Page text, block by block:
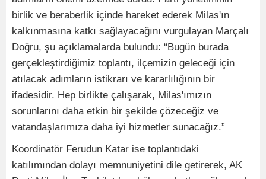
birlik ve beraberlik içinde hareket ederek Milas'ın
kalkınmasına katkı sağlayacağını vurgulayan Marçalı
Doğru, şu açıklamalarda bulundu: “Bugün burada
gerçekleştirdiğimiz toplantı, ilçemizin geleceği için
atılacak adımların istikrarı ve kararlılığının bir
ifadesidir. Hep birlikte çalışarak, Milas'ımızın
sorunlarını daha etkin bir şekilde çözeceğiz ve
vatandaşlarımıza daha iyi hizmetler sunacağız.”
Koordinatör Ferudun Katar ise toplantıdaki
katılımından dolayı memnuniyetini dile getirerek, AK